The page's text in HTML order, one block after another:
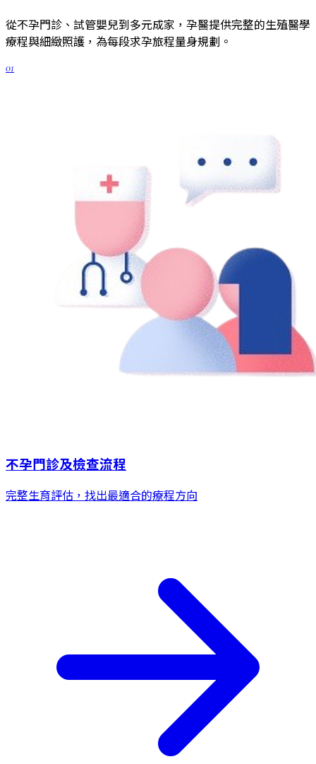
從不孕門診、試管嬰兒到多元成家，孕醫提供完整的生殖醫學
療程與細緻照護，為每段求孕旅程量身規劃。
01
不孕門診及檢查流程
完整生育評估，找出最適合的療程方向